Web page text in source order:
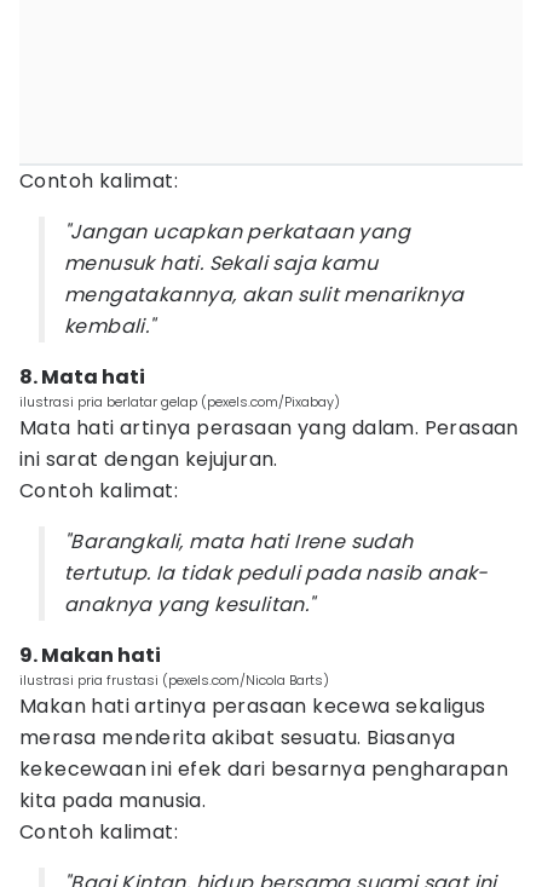
Contoh kalimat:
"Jangan ucapkan perkataan yang
menusuk hati. Sekali saja kamu
mengatakannya, akan sulit menariknya
kembali."
8. Mata hati
ilustrasi pria berlatar gelap (pexels.com/Pixabay)
Mata hati artinya perasaan yang dalam. Perasaan
ini sarat dengan kejujuran.
Contoh kalimat:
"Barangkali, mata hati Irene sudah
tertutup. Ia tidak peduli pada nasib anak-
anaknya yang kesulitan."
9. Makan hati
ilustrasi pria frustasi (pexels.com/Nicola Barts)
Makan hati artinya perasaan kecewa sekaligus
merasa menderita akibat sesuatu. Biasanya
kekecewaan ini efek dari besarnya pengharapan
kita pada manusia.
Contoh kalimat: